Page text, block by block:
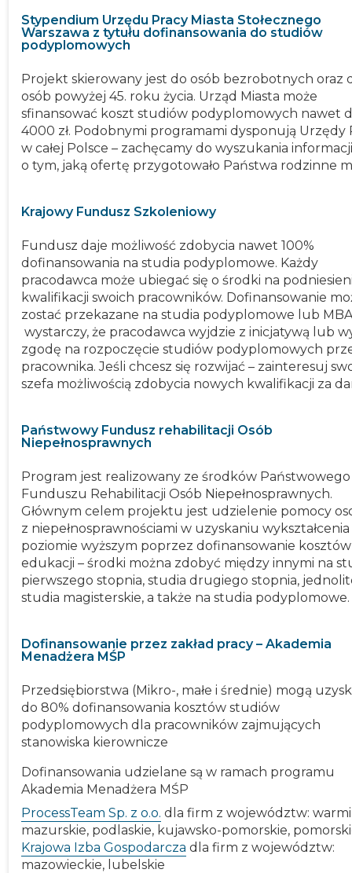
Stypendium Urzędu Pracy Miasta Stołecznego
Warszawa z tytułu dofinansowania do studiów
podyplomowych
Projekt skierowany jest do osób bezrobotnych oraz
osób powyżej 45. roku życia. Urząd Miasta może
sfinansować koszt studiów podyplomowych nawet
4000 zł. Podobnymi programami dysponują Urzędy
w całej Polsce – zachęcamy do wyszukania
o tym, jaką ofertę przygotowało Państwa rodzinne
Krajowy Fundusz Szkoleniowy
Fundusz daje możliwość zdobycia nawet 100%
dofinansowania na studia podyplomowe. Każdy
pracodawca może ubiegać się o środki na
kwalifikacji swoich pracowników. Dofinansowanie
zostać przekazane na studia podyplomowe lub
wystarczy, że pracodawca wyjdzie z inicjatywą lub
zgodę na rozpoczęcie studiów podyplomowych
pracownika. Jeśli chcesz się rozwijać – zainteresuj
szefa możliwością zdobycia nowych kwalifikacji za
Państwowy Fundusz rehabilitacji Osób
Niepełnosprawnych
Program jest realizowany ze środków Państwowego
Funduszu Rehabilitacji Osób Niepełnosprawnych.
Głównym celem projektu jest udzielenie pomocy
z niepełnosprawnościami w uzyskaniu
poziomie wyższym poprzez dofinansowanie kosztów
edukacji – środki można zdobyć między innymi na
pierwszego stopnia, studia drugiego stopnia,
studia magisterskie, a także na studia podyplomowe.
Dofinansowanie przez zakład pracy – Akademia
Menadżera MŚP
Przedsiębiorstwa (Mikro-, małe i średnie) mogą
do 80% dofinansowania kosztów studiów
podyplomowych dla pracowników zajmujących
stanowiska kierownicze
Dofinansowania udzielane są w ramach programu
Akademia Menadżera MŚP
ProcessTeam Sp. z o.o. dla firm z województw:
mazurskie, podlaskie, kujawsko-pomorskie,
Krajowa Izba Gospodarcza dla firm z województw:
mazowieckie, lubelskie